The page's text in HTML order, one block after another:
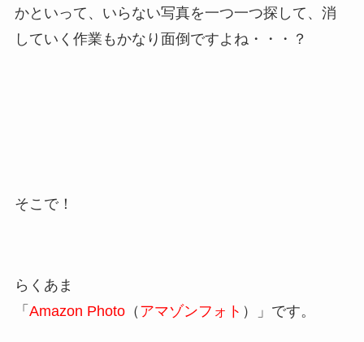
かといって、いらない写真を一つ一つ探して、消
していく作業もかなり面倒ですよね・・・？
そこで！
らくあま
「 Amazon Photo（ アマゾンフォト ）」です。